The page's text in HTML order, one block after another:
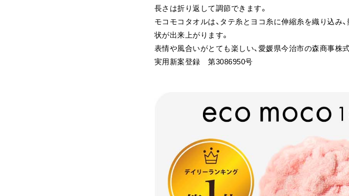
長さは折り返して調節できます。
モコモコタオルは、タテ糸とヨコ糸に伸縮糸を織り込み
状が出来上がります。
表情や風合いがとても楽しい、愛媛県今治市の森商事株
実用新案登録 第3086950号